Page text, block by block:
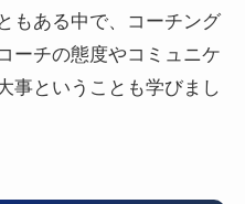
もある中で、コーチング
ーチの態度やコミュニケ
事ということも学びまし